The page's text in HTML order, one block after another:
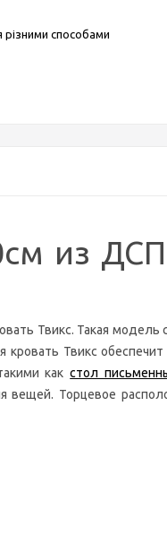
способами
из
Твикс. Такая
Твикс
какстол
Торцевое